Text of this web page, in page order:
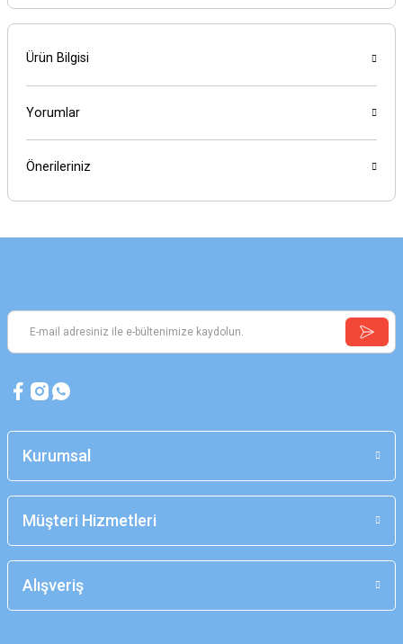
Ürün Bilgisi
Yorumlar
Önerileriniz
Kurumsal
Müşteri Hizmetleri
Alışveriş